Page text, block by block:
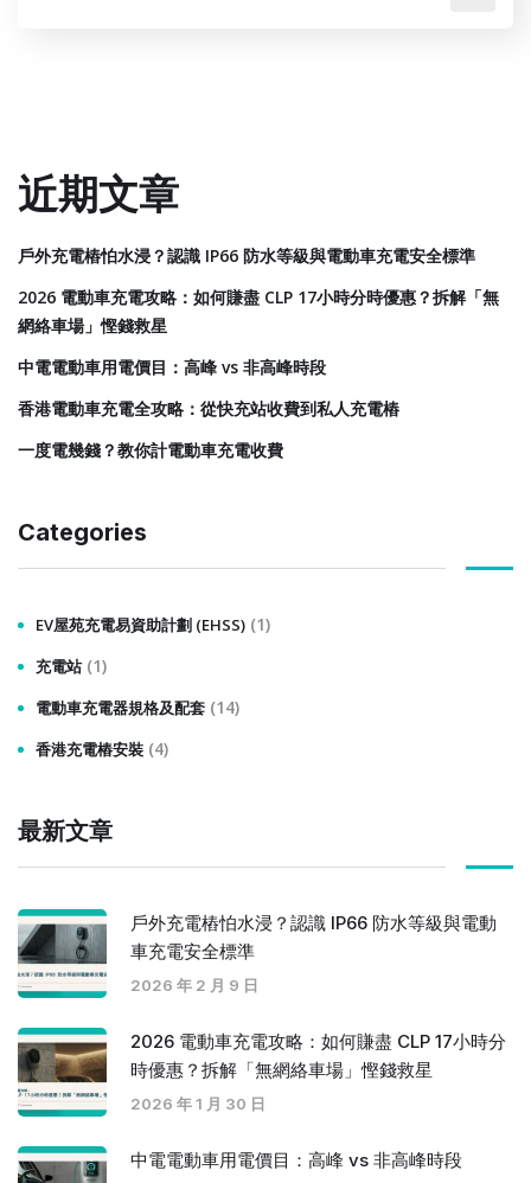
近期文章
戶外充電樁怕水浸？認識 IP66 防水等級與電動車充電安全標準
2026 電動車充電攻略：如何賺盡 CLP 17小時分時優惠？拆解「無
網絡車場」慳錢救星
中電電動車用電價目：高峰 vs 非高峰時段
香港電動車充電全攻略：從快充站收費到私人充電樁
一度電幾錢？教你計電動車充電收費
Categories
EV屋苑充電易資助計劃 (EHSS) (1)
充電站 (1)
電動車充電器規格及配套 (14)
香港充電樁安裝 (4)
最新文章
戶外充電樁怕水浸？認識 IP66 防水等級與電動
車充電安全標準
2026 年 2 月 9 日
2026 電動車充電攻略：如何賺盡 CLP 17小時分
時優惠？拆解「無網絡車場」慳錢救星
2026 年 1 月 30 日
中電電動車用電價目：高峰 vs 非高峰時段